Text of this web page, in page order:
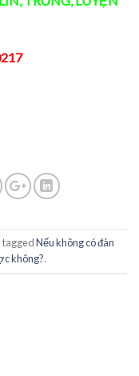
taggedNếu không có đàn
không?.